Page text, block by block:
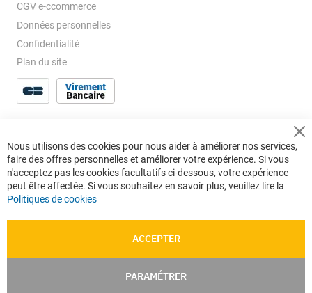
CGV e-ccommerce
Données personnelles
Confidentialité
Plan du site
Nous utilisons des cookies pour nous aider à améliorer nos services,
faire des offres personnelles et améliorer votre expérience. Si vous
n'acceptez pas les cookies facultatifs ci-dessous, votre expérience
peut être affectée. Si vous souhaitez en savoir plus, veuillez lire la
Politiques de cookies
ACCEPTER
PARAMÉTRER